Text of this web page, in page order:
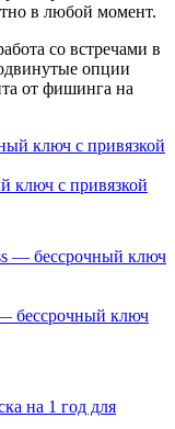
в любой момент.
со встречами в
опции
от фишинга на
ключ с привязкой
бессрочный ключ